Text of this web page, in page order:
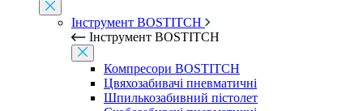
Інструмент BOSTITCH
Інструмент BOSTITCH
Компресори BOSTITCH
Цвяхозабивачі пневматичні
Шпилькозабивний пістолет